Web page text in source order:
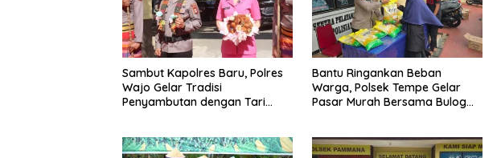
Sambut Kapolres Baru, Polres
Wajo Gelar Tradisi
Penyambutan dengan Tari
Bantu Ringankan Beban
Warga, Polsek Tempe Gelar
Pasar Murah Bersama Bulog